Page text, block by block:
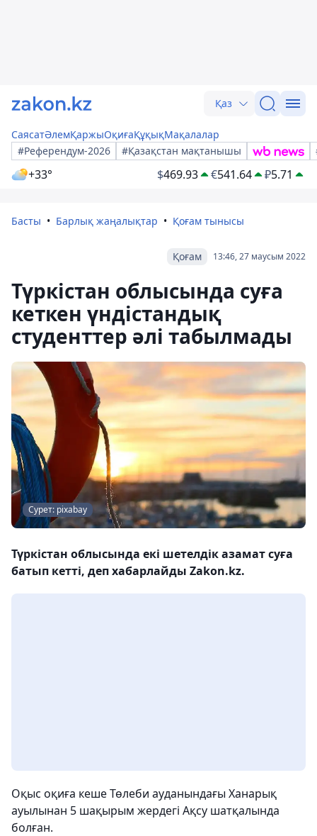
Қаз
СаясатӘлемҚаржыОқиғаҚұқықМақалалар
#Референдум-2026
#Қазақстан мақтанышы
+33° $469.93 €541.64 ₽5.71
Басты Барлық жаңалықтар Қоғам тынысы
13:46, 27 маусым 2022
Қоғам
Түркістан облысында суға
кеткен үндістандық
студенттер әлі табылмады
Сурет: pixabay
Түркістан облысында екі шетелдік азамат суға
батып кетті, деп хабарлайды Zakon.kz.
Оқыс оқиға кеше Төлеби ауданындағы Ханарық
ауылынан 5 шақырым жердегі Ақсу шатқалында
болған.